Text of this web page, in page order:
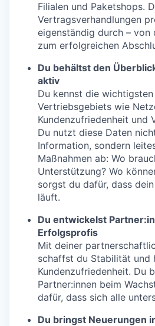
Filialen und Paketshops.
Vertragsverhandlungen
eigenständig durch – von
zum erfolgreichen
Du behältst den
aktiv
Du kennst die wichtigsten
Vertriebsgebiets wie
Kundenzufriedenheit und
Du nutzt diese Daten
Information, sondern
Maßnahmen ab: Wo
Unterstützung? Wo
sorgst du dafür, dass
läuft.
Du entwickelst
Erfolgsprofis
Mit deiner
schaffst du Stabilität und
Kundenzufriedenheit. Du
Partner:innen beim
dafür, dass sich alle
Du bringst Neuerungen